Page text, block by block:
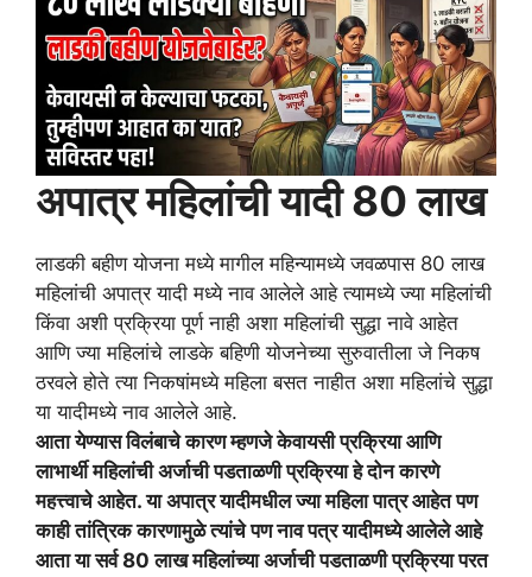
अपात्र महिलांची यादी 80 लाख
लाडकी बहीण योजना मध्ये मागील महिन्यामध्ये जवळपास 80 लाख
महिलांची अपात्र यादी मध्ये नाव आलेले आहे त्यामध्ये ज्या महिलांची
किंवा अशी प्रक्रिया पूर्ण नाही अशा महिलांची सुद्धा नावे आहेत
आणि ज्या महिलांचे लाडके बहिणी योजनेच्या सुरुवातीला जे निकष
ठरवले होते त्या निकषांमध्ये महिला बसत नाहीत अशा महिलांचे सुद्धा
या यादीमध्ये नाव आलेले आहे.
आता येण्यास विलंबाचे कारण म्हणजे केवायसी प्रक्रिया आणि
लाभार्थी महिलांची अर्जाची पडताळणी प्रक्रिया हे दोन कारणे
महत्त्वाचे आहेत. या अपात्र यादीमधील ज्या महिला पात्र आहेत पण
काही तांत्रिक कारणामुळे त्यांचे पण नाव पत्र यादीमध्ये आलेले आहे
आता या सर्व 80 लाख महिलांच्या अर्जाची पडताळणी प्रक्रिया परत